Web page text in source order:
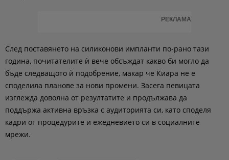
РЕКЛАМА
След поставянето на силиконови импланти по-рано тази
година, почитателите ѝ вече обсъждат какво би могло да
бъде следващото ѝ подобрение, макар че Киара не е
споделила планове за нови промени. Засега певицата
изглежда доволна от резултатите и продължава да
поддържа активна връзка с аудиторията си, като споделя
кадри от процедурите и ежедневието си в социалните
мрежи.